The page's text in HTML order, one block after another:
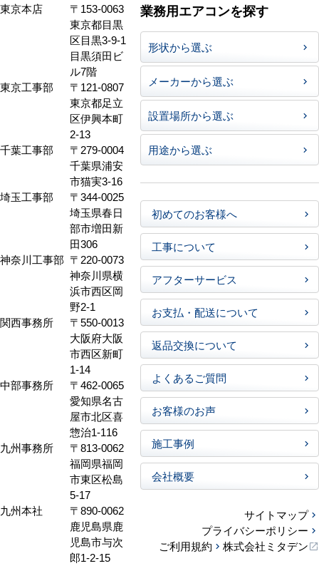
東京本店
〒153-0063
東京都目黒
区目黒3-9-1
目黒須田ビ
ル7階
東京工事部
〒121-0807
東京都足立
区伊興本町
2-13
千葉工事部
〒279-0004
千葉県浦安
市猫実3-16
埼玉工事部
〒344-0025
埼玉県春日
部市増田新
田306
神奈川工事部 〒220-0073
神奈川県横
浜市西区岡
野2-1
関西事務所
〒550-0013
大阪府大阪
市西区新町
1-14
中部事務所
〒462-0065
愛知県名古
屋市北区喜
惣治1-116
九州事務所
〒813-0062
福岡県福岡
市東区松島
5-17
九州本社
〒890-0062
鹿児島県鹿
児島市与次
郎1-2-15
業務用エアコンを探す
形状から選ぶ
メーカーから選ぶ
設置場所から選ぶ
用途から選ぶ
初めてのお客様へ
工事について
アフターサービス
お支払・配送について
返品交換について
よくあるご質問
お客様のお声
施工事例
会社概要
サイトマップ
プライバシーポリシー
ご利用規約
株式会社ミタデン